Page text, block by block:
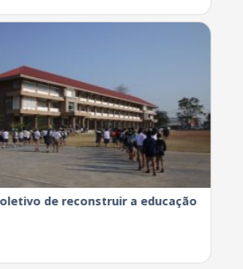
de reconstruir a educação